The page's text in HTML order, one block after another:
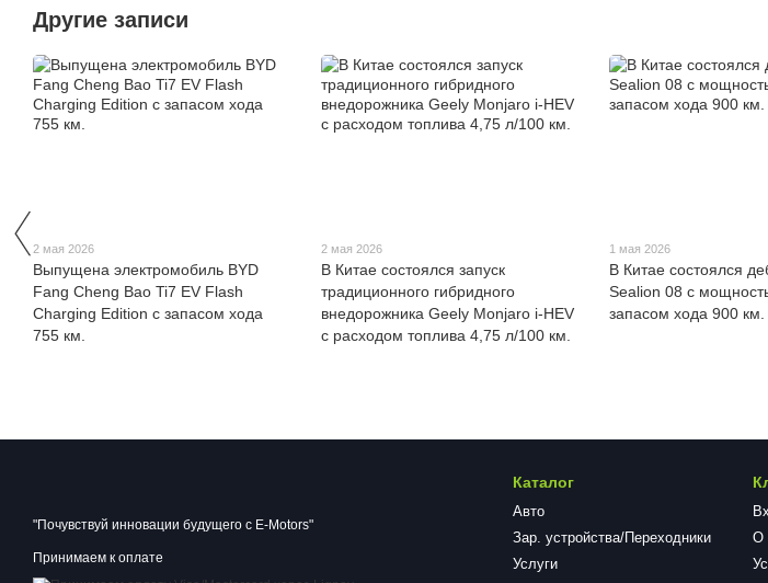
Другие записи
2 мая 2026
Выпущена электромобиль BYD
Fang Cheng Bao Ti7 EV Flash
Charging Edition с запасом хода
755 км.
2 мая 2026
В Китае состоялся запуск
традиционного гибридного
внедорожника Geely Monjaro i-HEV
с расходом топлива 4,75 л/100 км.
1 мая 2026
В Китае состоялся
Sealion 08 с
запасом хода 900 км.
"Почувствуй инновации будущего с E-Motors"
Принимаем к оплате
Каталог
Авто
Зар. устройства/Переходники
Услуги
О